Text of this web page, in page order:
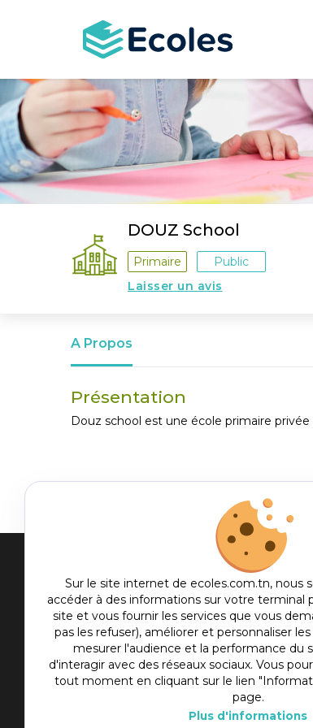
DOUZ School
Primaire
Public
Laisser un avis
A Propos
Présentation
Douz school est une école primaire privée
Sur le site internet de ecoles.com.tn, nous
accéder à des informations sur votre terminal
site et vous fournir les services que vous
pas les refuser), améliorer et personnaliser
mesurer l'audience et la performance du
d'interagir avec des réseaux sociaux. Vous
tout moment en cliquant sur le lien
page.
Plus d'informations